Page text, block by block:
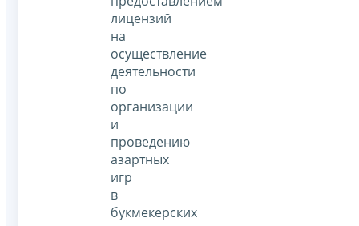
лицензий
на
осуществление
деятельности
по
организации
и
проведению
азартных
игр
в
букмекерских